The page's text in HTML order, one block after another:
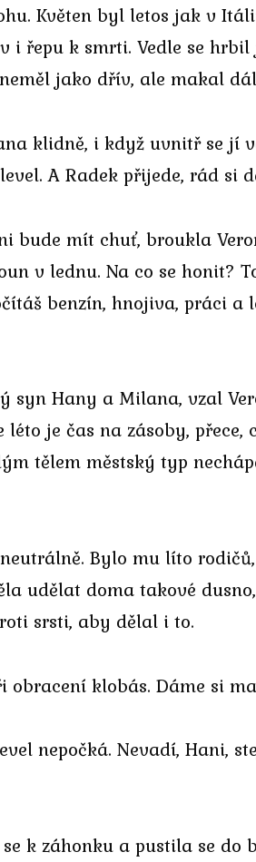
Květen byl letos jak v
i řepu k smrti. Vedle se
jako dřív, ale makal
klidně, i když uvnitř se
A Radek přijede, rád si
bude mít chuť, broukla
v lednu. Na co se honit?
benzín, hnojiva, práci
syn Hany a Milana, vzal
je čas na zásoby,
tělem městský typ
Bylo mu líto
udělat doma takové
srsti, aby dělal i to.
klobás. Dáme si
nepočká. Nevadí, Hani,
k záhonku a pustila se